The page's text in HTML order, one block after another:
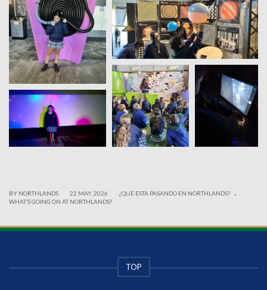
BY NORTHLANDS 22 MAY, 2026 ¿QUÉ ESTA PASANDO EN NORTHLANDS? .
WHAT’S GOING ON AT NORTHLANDS?
TOP